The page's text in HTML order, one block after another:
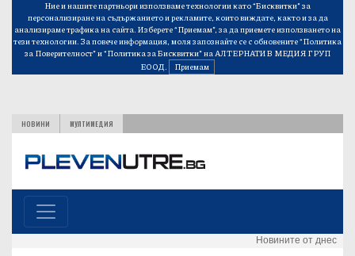
Ние и нашите партньори използваме технологии като “Бисквитки” за
персонализиране на съдържанието и рекламите, които виждате, както и за да
анализираме трафика на сайта. Изберете “Приемам”, за да приемете използването на
тези технологии. За повече информация, моля запознайте се с обновените“Политика
за Поверителност”и“Политика за Бисквитки”на АЛТЕРНАТИВ МЕДИЯ ГРУП
ЕООД.
Приемам
НОВИНИ МУЛТИМЕДИЯ
Новините от днес